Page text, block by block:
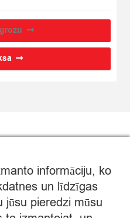
informāciju, ko
un līdzīgas
jūsu pieredzi mūsu